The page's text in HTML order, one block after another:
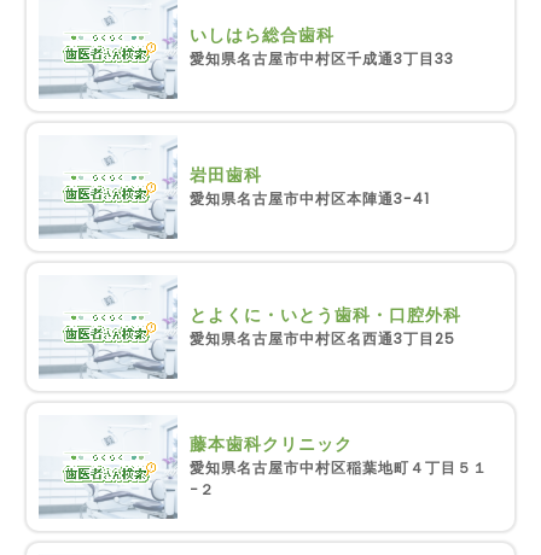
いしはら総合歯科
愛知県名古屋市中村区千成通3丁目33
岩田歯科
愛知県名古屋市中村区本陣通3-41
とよくに・いとう歯科・口腔外科
愛知県名古屋市中村区名西通3丁目25
藤本歯科クリニック
愛知県名古屋市中村区稲葉地町４丁目５１
−２